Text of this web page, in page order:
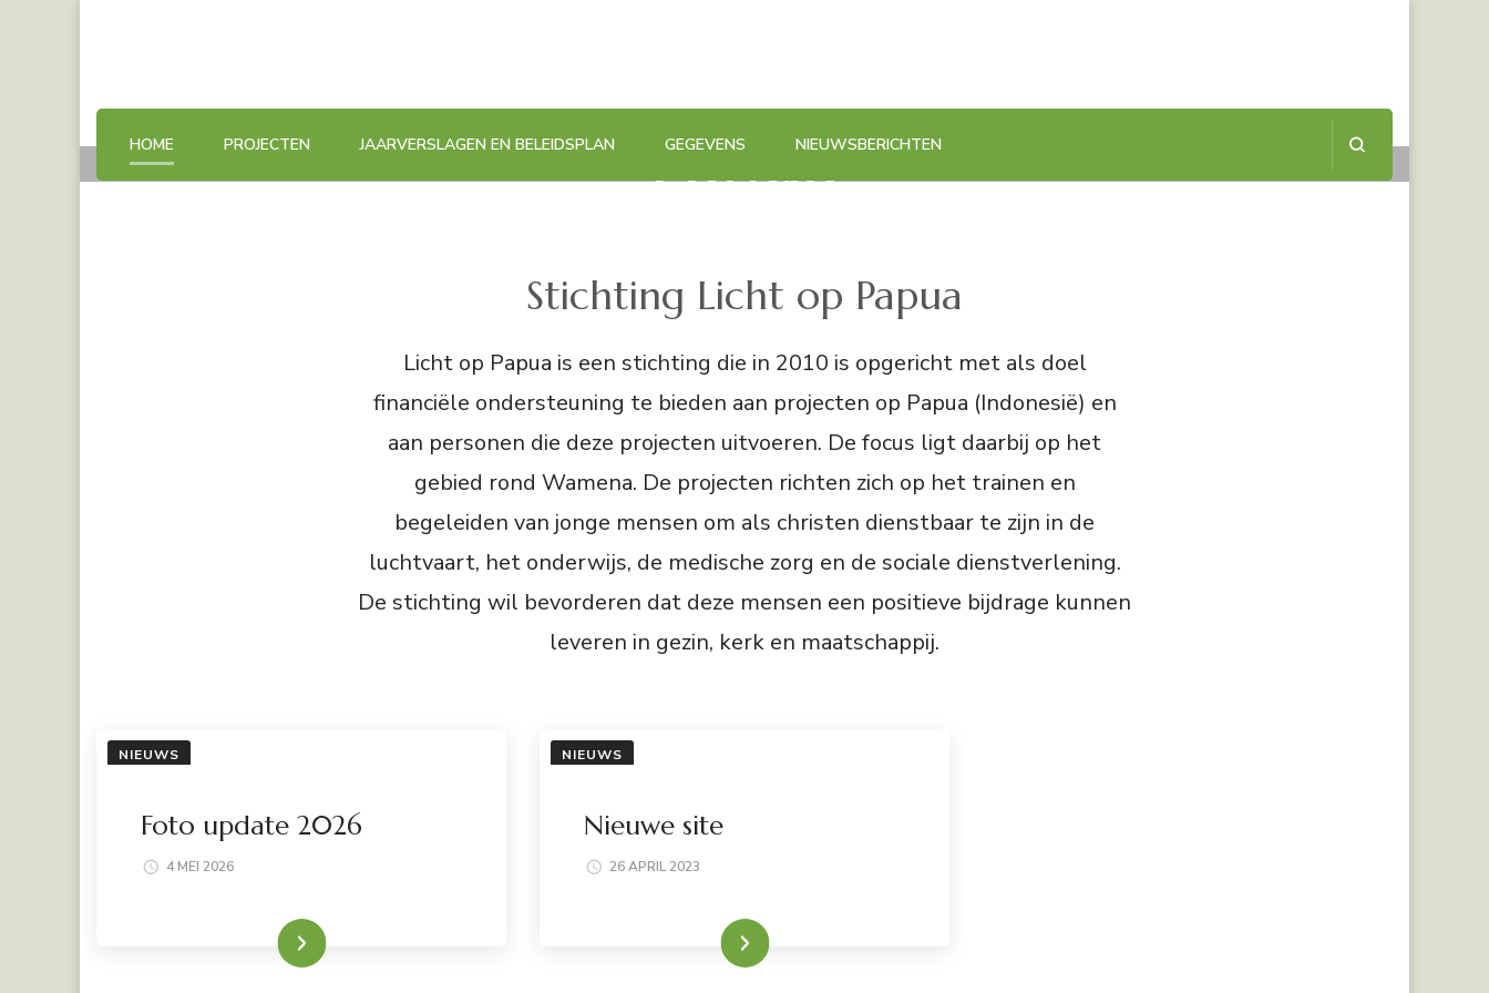
HOME PROJECTEN JAARVERSLAGEN EN BELEIDSPLAN GEGEVENS NIEUWSBERICHTEN
Papua
Stichting Licht op Papua
Licht op Papua is een stichting die in 2010 is opgericht met als doel
financiële ondersteuning te bieden aan projecten op Papua (Indonesië) en
aan personen die deze projecten uitvoeren. De focus ligt daarbij op het
gebied rond Wamena. De projecten richten zich op het trainen en
begeleiden van jonge mensen om als christen dienstbaar te zijn in de
luchtvaart, het onderwijs, de medische zorg en de sociale dienstverlening.
De stichting wil bevorderen dat deze mensen een positieve bijdrage kunnen
leveren in gezin, kerk en maatschappij.
NIEUWS
Foto update 2026
4 MEI 2026
LEES VERDER
NIEUWS
Nieuwe site
26 APRIL 2023
LEES VERDER